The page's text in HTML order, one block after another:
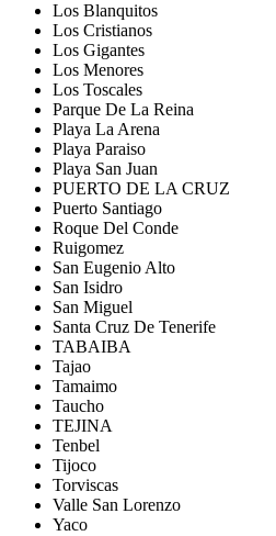
Los Blanquitos
Los Cristianos
Los Gigantes
Los Menores
Los Toscales
Parque De La Reina
Playa La Arena
Playa Paraiso
Playa San Juan
PUERTO DE LA CRUZ
Puerto Santiago
Roque Del Conde
Ruigomez
San Eugenio Alto
San Isidro
San Miguel
Santa Cruz De Tenerife
TABAIBA
Tajao
Tamaimo
Taucho
TEJINA
Tenbel
Tijoco
Torviscas
Valle San Lorenzo
Yaco